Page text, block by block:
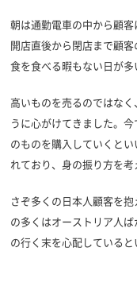
朝は通勤電車の中から顧客
開店直後から閉店まで顧
食を食べる暇もない日が多
高いものを売るのではな
うに心がけてきました。
のものを購入していくと
れており、身の振り方を考
さぞ多くの日本人顧客を
の多くはオーストリア人
の行く末を心配していると